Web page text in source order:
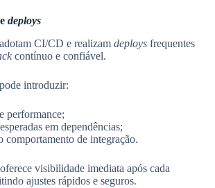
deploys
CI/CD e realizam deploys frequentes
contínuo e confiável.
introduzir:
performance;
em dependências;
comportamento de integração.
visibilidade imediata após cada
ajustes rápidos e seguros.